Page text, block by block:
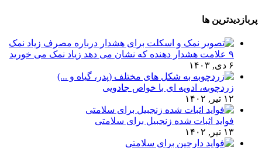
پربازدیدترین ها
۹ علامت هشدار دهنده که نشان می دهد زیاد نمک می خورید
۶ دی, ۱۴۰۳
زردچوبه، ادویه ای با خواص جادویی
۱۲ تیر, ۱۴۰۲
فواید اثبات شده زنجبیل برای سلامتی
۱۳ تیر, ۱۴۰۲